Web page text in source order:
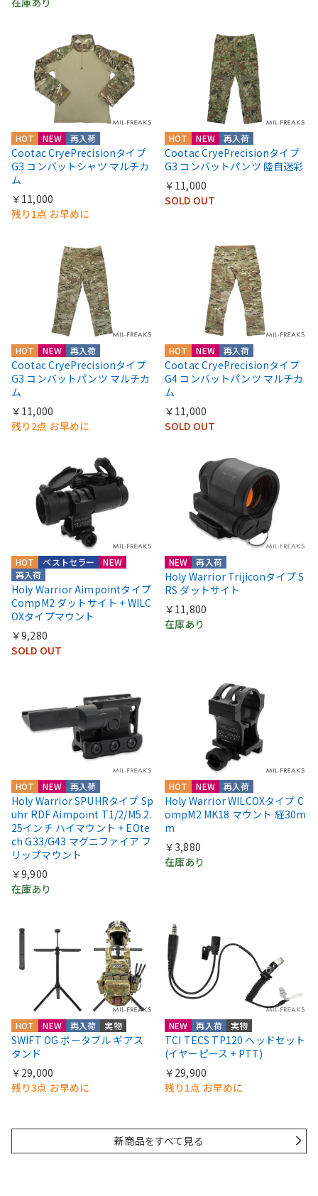
HOT NEW 再入荷
Cootac CryePrecisionタイプ
G3 コンバットシャツ マルチカ
ム
￥11,000
残り1点 お早めに
HOT NEW 再入荷
Cootac CryePrecisionタイプ
G3 コンバットパンツ 陸自迷彩
￥11,000
SOLD OUT
HOT NEW 再入荷
Cootac CryePrecisionタイプ
G3 コンバットパンツ マルチカ
ム
￥11,000
残り2点 お早めに
HOT NEW 再入荷
Cootac CryePrecisionタイプ
G4 コンバットパンツ マルチカ
ム
￥11,000
SOLD OUT
HOT
NEW
再入荷
ベストセラー
Holy Warrior Aimpointタイプ
CompM2 ダットサイト + WILC
OXタイプマウント
￥9,280
SOLD OUT
NEW 再入荷
Holy Warrior Trijiconタイプ S
RS ダットサイト
￥11,800
在庫あり
HOT NEW 再入荷
Holy Warrior SPUHRタイプ Sp
uhr RDF Aimpoint T1/2/M5 2.
25インチ ハイマウント + EOte
ch G33/G43 マグニファイア フ
リップマウント
￥9,900
在庫あり
HOT NEW 再入荷
Holy Warrior WILCOXタイプ C
ompM2 MK18 マウント 経30m
m
￥3,880
在庫あり
HOT NEW 再入荷 実物
SWIFT OG ポータブル ギアス
タンド
￥29,000
残り3点 お早めに
NEW 再入荷 実物
TCI TECS TP120 ヘッドセット
(イヤーピース + PTT)
￥29,900
残り1点 お早めに
新商品をすべて見る